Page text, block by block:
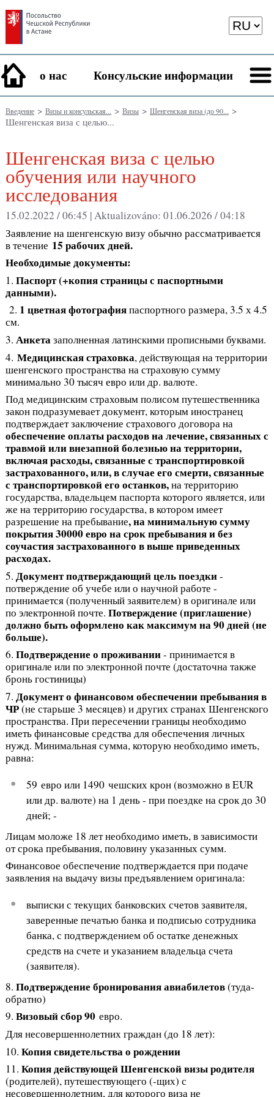
о нас Консульские информации
Введение> Визы и консульская... > Визы> Шенгенская виза (до 90... >
Шенгенская виза с целью...
Шенгенская виза с целью
обучения или научного
исследования
15.02.2022 / 06:45 |Aktualizováno: 01.06.2026 / 04:18
Заявление на шенгенскую визу обычно рассматривается
в течение 15 рабочихдней.
Необходимые документы:
1. Паспорт (+копия страницы с паспортными
данными).
2. 1 цветная фотографияпаспортного размера, 3.5 х 4.5
см.
3. Анкетазаполненная латинскими прописными буквами.
4. Медицинская страховка, действующая на территории
шенгенского пространства на страховую сумму
минимально 30 тысяч евро или др. валюте.
Под медицинским страховым полисом путешественника
закон подразумевает документ, которым иностранец
подтверждает заключение страхового договора на
обеспечение оплаты расходов на лечение, связанных с
травмой или внезапной болезнью на территории,
включая расходы, связанные с транспортировкой
застрахованного, или, в случае его смерти, связанные
с транспортировкой его останков,на территорию
государства, владельцем паспорта которого является, или
же на территорию государства, в котором имеет
разрешение на пребывание, на минимальную сумму
покрытия 30000 евро на срок пребывания и без
соучастия застрахованного в выше приведенных
расходах.
5. Документ подтверждающий цель поездки-
потверждение об учебе или о научной работе -
принимается (полученный заявителем) в оригинале или
по электронной почте. Потверждение (приглашение)
должно быть оформлено как максимум на 90 дней (не
больше).
6. Подтверждение о проживании- принимается в
оригинале или по электронной почте (достаточна также
бронь гостиницы)
7. Документ о финансовом обеспечении пребывания в
ЧР(не старьше 3 месяцев) и других странах Шенгенского
пространства. При пересечении границы необходимо
иметь финансовые средства для обеспечения личных
нужд. Минимальная сумма, которую необходимо иметь,
равна:
59 евро или 1490 чешских крон (возможно в EUR
или др. валюте) на 1 день - при поездке на срок до 30
дней; -
Лицам моложе 18 лет необходимо иметь, в зависимости
от срока пребывания, половину указанных сумм.
Финансовое обеспечение подтверждается при подаче
заявления на выдачу визы предъявлением оригинала:
выписки с текущих банковских счетов заявителя,
заверенные печатью банка и подписью сотрудника
банка, с подтверждением об остатке денежных
средств на счете и указанием владельца счета
(заявителя).
8. Подтверждение бронирования авиабилетов(туда-
обратно)
9. Визовый сбор 90евро.
Для несовершеннолетних граждан (до 18 лет):
10. Копия свидетельства о рождении
11. Копия действующей Шенгенской визы родителя
(родителей), путешествующего (-щих) с
несовершеннолетним, для которого виза не